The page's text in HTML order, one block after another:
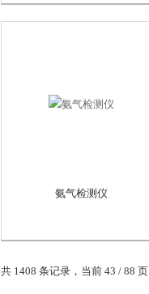
氨气检测仪
共 1408 条记录，当前 43 / 88 页